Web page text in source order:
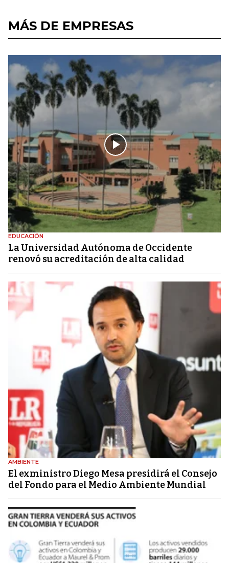
MÁS DE EMPRESAS
EDUCACIÓN
La Universidad Autónoma de Occidente
renovó su acreditación de alta calidad
AMBIENTE
El exministro Diego Mesa presidirá el Consejo
del Fondo para el Medio Ambiente Mundial